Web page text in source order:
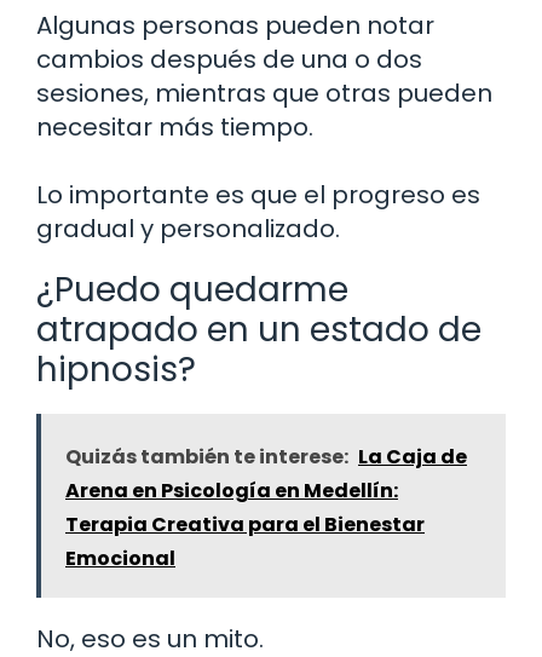
Algunas personas pueden notar
cambios después de una o dos
sesiones, mientras que otras pueden
necesitar más tiempo.
Lo importante es que el progreso es
gradual y personalizado.
¿Puedo quedarme
atrapado en un estado de
hipnosis?
Quizás también te interese: La Caja de
Arena en Psicología en Medellín:
Terapia Creativa para el Bienestar
Emocional
No, eso es un mito.